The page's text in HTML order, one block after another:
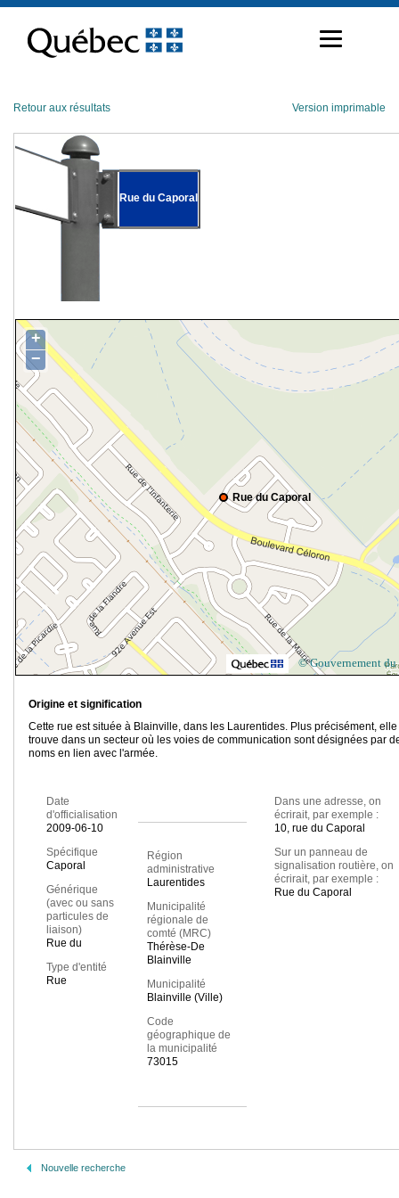
contenu
Retour aux résultats Version imprimable
Rue du Caporal
Rue du Caporal
+
−
© Gouvernement du
Origine et signification
Cette rue est située à Blainville, dans les Laurentides. Plus précisément, elle
trouve dans un secteur où les voies de communication sont désignées par
noms en lien avec l'armée.
Date
d'officialisation
2009-06-10
Spécifique
Caporal
Générique
(avec ou sans
particules de
liaison)
Rue du
Type d'entité
Rue
Région
administrative
Laurentides
Municipalité
régionale de
comté (MRC)
Thérèse-De
Blainville
Municipalité
Blainville (Ville)
Code
géographique de
la municipalité
73015
Dans une adresse, on
écrirait, par exemple :
10, rue du Caporal
Sur un panneau de
signalisation routière, on
écrirait, par exemple :
Rue du Caporal
Nouvelle recherche